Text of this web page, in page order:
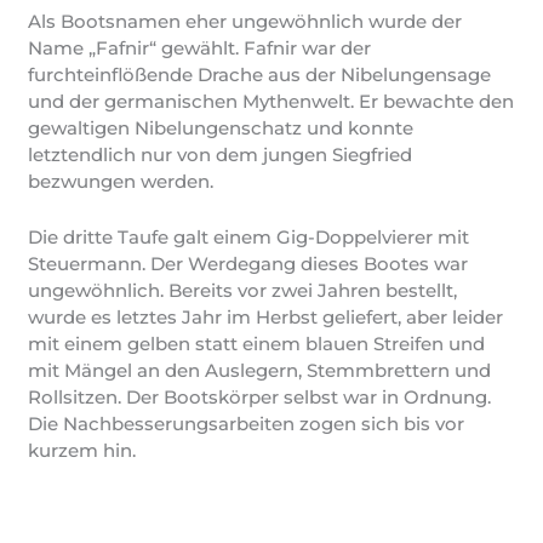
Als Bootsnamen eher ungewöhnlich wurde der
Name „Fafnir“ gewählt. Fafnir war der
furchteinflößende Drache aus der Nibelungensage
und der germanischen Mythenwelt. Er bewachte den
gewaltigen Nibelungenschatz und konnte
letztendlich nur von dem jungen Siegfried
bezwungen werden.
Die dritte Taufe galt einem Gig-Doppelvierer mit
Steuermann. Der Werdegang dieses Bootes war
ungewöhnlich. Bereits vor zwei Jahren bestellt,
wurde es letztes Jahr im Herbst geliefert, aber leider
mit einem gelben statt einem blauen Streifen und
mit Mängel an den Auslegern, Stemmbrettern und
Rollsitzen. Der Bootskörper selbst war in Ordnung.
Die Nachbesserungsarbeiten zogen sich bis vor
kurzem hin.